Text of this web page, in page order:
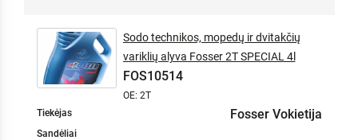
Sodo technikos, mopedų ir dvitakčių
variklių alyva Fosser 2T SPECIAL 4l
FOS10514
OE: 2T
Tiekėjas
Fosser Vokietija
Sandėliai